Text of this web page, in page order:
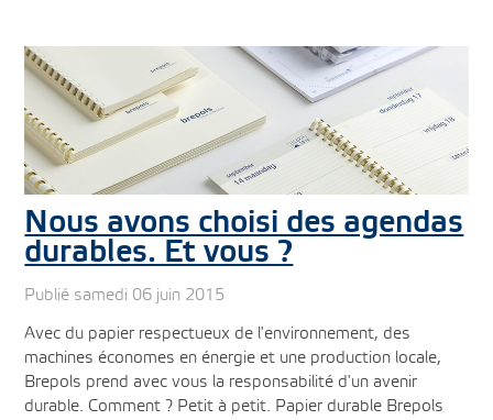
Nous avons choisi des agendas
durables. Et vous ?
Publié samedi 06 juin 2015
Avec du papier respectueux de l'environnement, des
machines économes en énergie et une production locale,
Brepols prend avec vous la responsabilité d'un avenir
durable. Comment ? Petit à petit. Papier durable Brepols